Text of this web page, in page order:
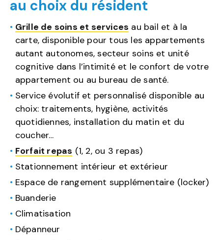
au choix du résident
Grille de soins et services au bail et à la
carte, disponible pour tous les appartements
autant autonomes, secteur soins et unité
cognitive dans l’intimité et le confort de votre
appartement ou au bureau de santé.
Service évolutif et personnalisé disponible au
choix: traitements, hygiène, activités
quotidiennes, installation du matin et du
coucher…
Forfait repas (1, 2, ou 3 repas)
Stationnement intérieur et extérieur
Espace de rangement supplémentaire (locker)
Buanderie
Climatisation
Dépanneur